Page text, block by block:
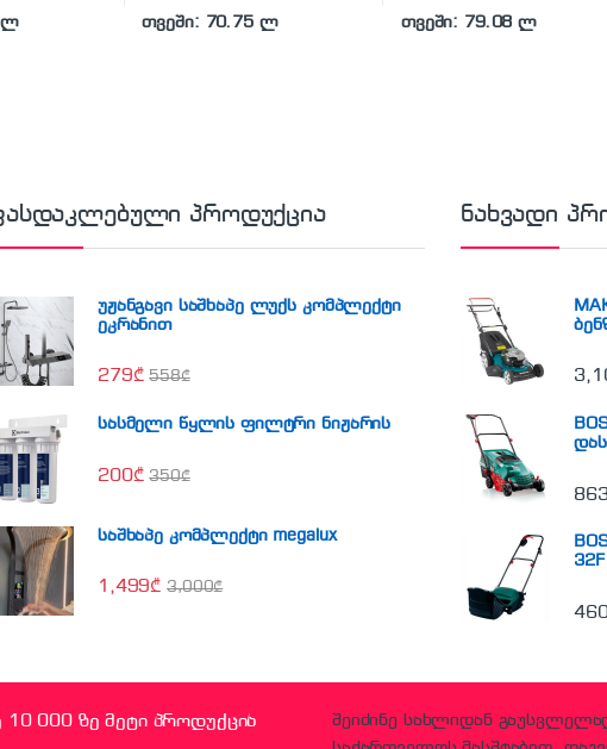
ლ თვეში: 70.75 ლ თვეში: 79.08 ლ
პროდუქცია
უჟანგავი საშხაპე ლუქს კომპლექტი
ეკრანით
279₾ 558₾
სასმელი წყლის ფილტრი ნიჟარის
200₾ 350₾
საშხაპე კომპლექტი megalux
1,499₾ 3,000₾
ნახვადი
32F
10 000 ზე მეტი პროდუქცია
შეიძინე სახლიდან